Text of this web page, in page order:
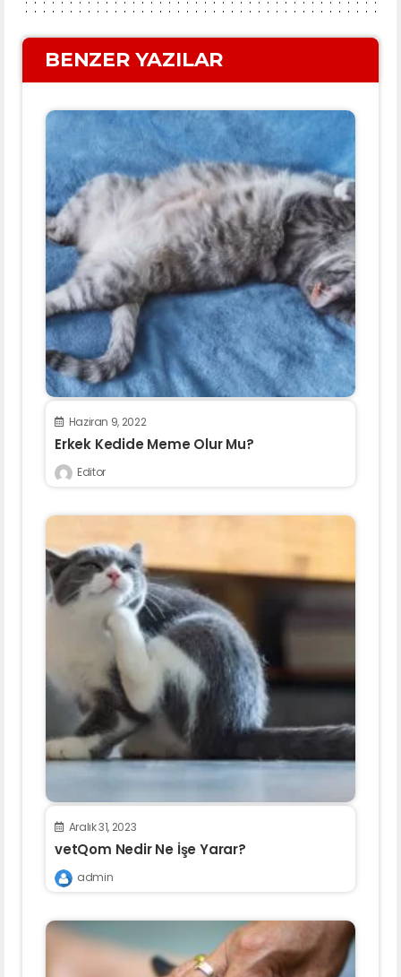
BENZER YAZILAR
Haziran 9, 2022
Erkek Kedide Meme Olur Mu?
Editor
Aralık 31, 2023
vetQom Nedir Ne İşe Yarar?
admin